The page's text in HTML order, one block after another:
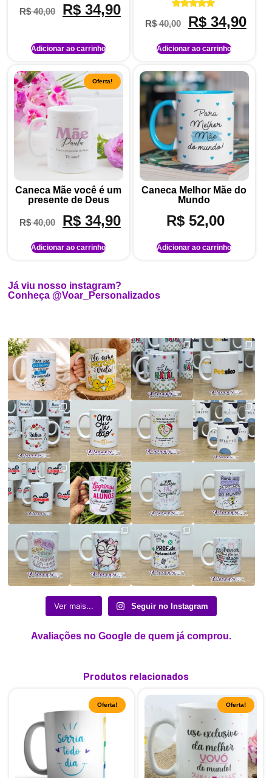
R$40,00 R$34,90
Adicionar ao carrinho
Avaliação
5.00
de 5
R$40,00 R$34,90
Adicionar ao carrinho
Oferta!
Caneca Mãe você é um
presente de Deus
R$40,00 R$34,90
Adicionar ao carrinho
Caneca Melhor Mãe do
Mundo
R$ 52,00
Adicionar ao carrinho
Já viu nosso instagram?
Conheça @Voar_Personalizados
Ver mais... Seguir no Instagram
Avaliações no Google de quem já comprou.
Produtos relacionados
Oferta! Oferta!